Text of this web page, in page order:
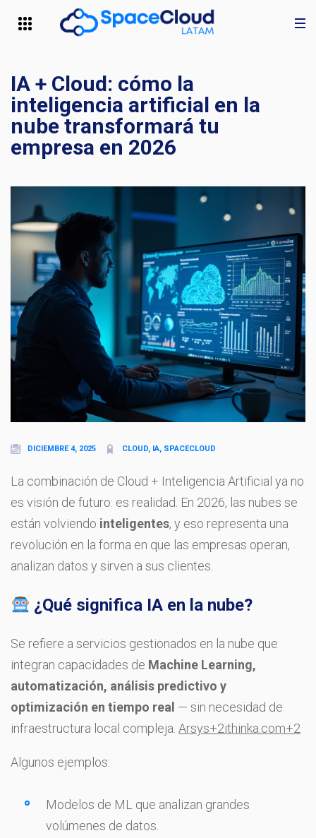
IA + Cloud: cómo la
inteligencia artificial en la
nube transformará tu
empresa en 2026
DICIEMBRE 4, 2025 CLOUD, IA, SPACECLOUD
La combinación de Cloud + Inteligencia Artificial ya no
es visión de futuro: es realidad. En 2026, las nubes se
están volviendo inteligentes, y eso representa una
revolución en la forma en que las empresas operan,
analizan datos y sirven a sus clientes.
¿Qué significa IA en la nube?
Se refiere a servicios gestionados en la nube que
integran capacidades de Machine Learning,
automatización, análisis predictivo y
optimización en tiempo real — sin necesidad de
infraestructura local compleja. Arsys+2ithinka.com+2
Algunos ejemplos:
Modelos de ML que analizan grandes
volúmenes de datos.